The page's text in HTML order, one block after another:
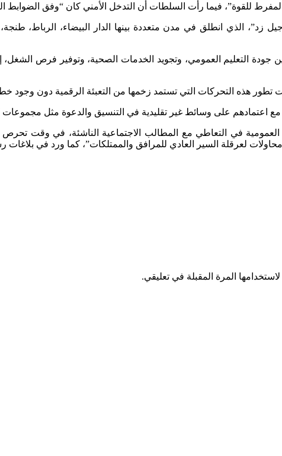
للقوة”، فيما رأت السلطات أن التدخل الأمني كان “وفق الضوابط
زد”، الذي انطلق في مدن متعددة بينها الدار البيضاء، الرباط،
التعليم العمومي، وتجويد الخدمات الصحية، وتوفير فرص الشغل،
هذه التحركات التي تستمد زخمها من التعبئة الرقمية دون وجود
مع اعتمادهم على وسائط غير تقليدية في التنسيق والدعوة مثل
العمومية في التعاطي مع المطالب الاجتماعية الناشئة، في وقت
لعرقلة السير العادي للمرافق والممتلكات”، كما ورد في بلاغات
المرة المقبلة في تعليقي.